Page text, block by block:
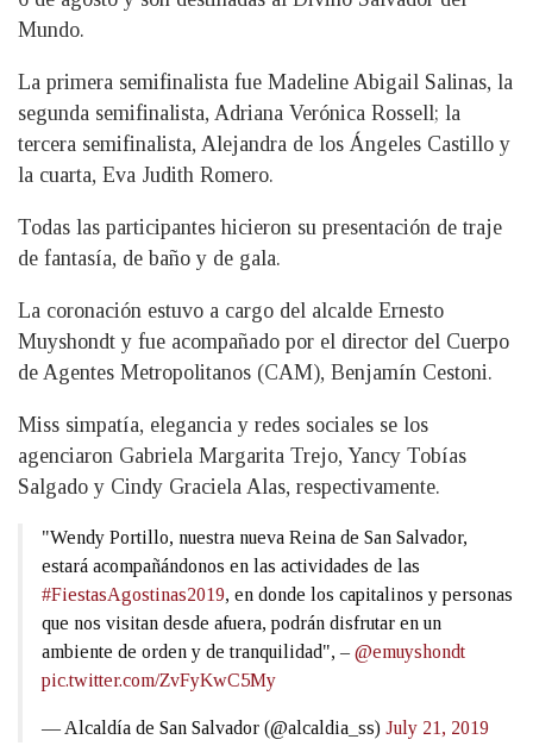
Mundo.
La primera semifinalista fue Madeline Abigail Salinas, la
segunda semifinalista, Adriana Verónica Rossell; la
tercera semifinalista, Alejandra de los Ángeles Castillo y
la cuarta, Eva Judith Romero.
Todas las participantes hicieron su presentación de traje
de fantasía, de baño y de gala.
La coronación estuvo a cargo del alcalde Ernesto
Muyshondt y fue acompañado por el director del Cuerpo
de Agentes Metropolitanos (CAM), Benjamín Cestoni.
Miss simpatía, elegancia y redes sociales se los
agenciaron Gabriela Margarita Trejo, Yancy Tobías
Salgado y Cindy Graciela Alas, respectivamente.
"Wendy Portillo, nuestra nueva Reina de San Salvador,
estará acompañándonos en las actividades de las
#FiestasAgostinas2019, en donde los capitalinos y personas
que nos visitan desde afuera, podrán disfrutar en un
ambiente de orden y de tranquilidad", – @emuyshondt
pic.twitter.com/ZvFyKwC5My
— Alcaldía de San Salvador (@alcaldia_ss) July 21, 2019